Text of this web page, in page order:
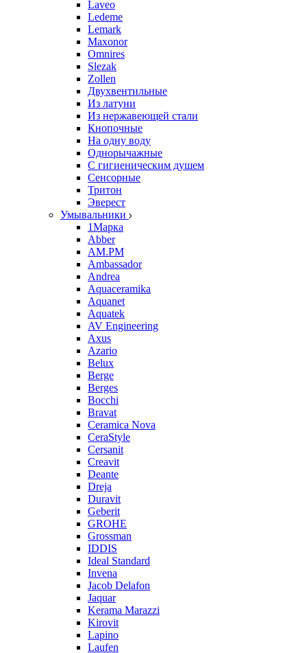
Laveo
Ledeme
Lemark
Maxonor
Omnires
Slezak
Zollen
Двухвентильные
Из латуни
Из нержавеющей стали
Кнопочные
На одну воду
Однорычажные
С гигиеническим душем
Сенсорные
Тритон
Эверест
Умывальники
1Марка
Abber
AM.PM
Ambassador
Andrea
Aquaceramika
Aquanet
Aquatek
AV Engineering
Axus
Azario
Belux
Berge
Berges
Bocchi
Bravat
Ceramica Nova
CeraStyle
Cersanit
Creavit
Deante
Dreja
Duravit
Geberit
GROHE
Grossman
IDDIS
Ideal Standard
Invena
Jacob Delafon
Jaquar
Kerama Marazzi
Kirovit
Lapino
Laufen